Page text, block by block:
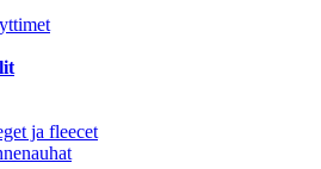
ja fleecet